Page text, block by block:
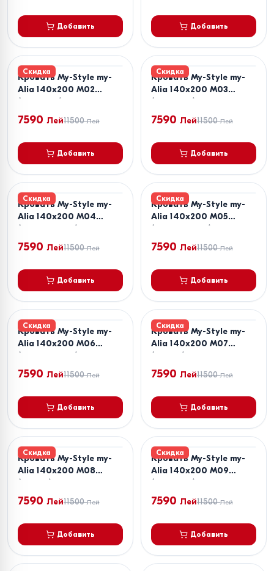
Добавить Добавить
Скидка
Кровать My-Style my-
Alia 140x200 M02
(Бежевый)
7590 Лей11500 Лей
Добавить
Скидка
Кровать My-Style my-
Alia 140x200 M03
(Бежевый)
7590 Лей11500 Лей
Добавить
Скидка
Кровать My-Style my-
Alia 140x200 M04
(Коричневый)
7590 Лей11500 Лей
Добавить
Скидка
Кровать My-Style my-
Alia 140x200 M05
(Коричневый)
7590 Лей11500 Лей
Добавить
Скидка
Кровать My-Style my-
Alia 140x200 M06
(Коричневый)
7590 Лей11500 Лей
Добавить
Скидка
Кровать My-Style my-
Alia 140x200 M07
(Серый)
7590 Лей11500 Лей
Добавить
Скидка
Кровать My-Style my-
Alia 140x200 M08
(Серый)
7590 Лей11500 Лей
Добавить
Скидка
Кровать My-Style my-
Alia 140x200 M09
(Бежевый)
7590 Лей11500 Лей
Добавить